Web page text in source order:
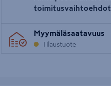
toimitusvaihtoehdot
Myymäläsaatavuus
Tilaustuote